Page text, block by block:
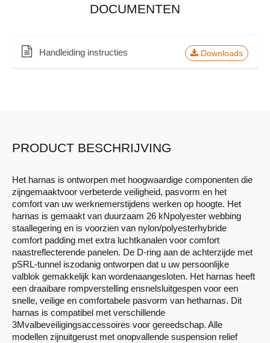
DOCUMENTEN
Handleiding instructies Downloads
PRODUCT BESCHRIJVING
Het harnas is ontworpen met hoogwaardige componenten die
zijngemaaktvoor verbeterde veiligheid, pasvorm en het
comfort van uw werknemerstijdens werken op hoogte. Het
harnas is gemaakt van duurzaam 26 kNpolyester webbing
staallegering en is voorzien van nylon/polyesterhybride
comfort padding met extra luchtkanalen voor comfort
naastreflecterende panelen. De D-ring aan de achterzijde met
pSRL-tunnel iszodanig ontworpen dat u uw persoonlijke
valblok gemakkelijk kan wordenaangesloten. Het harnas heeft
een draaibare rompverstelling ensnelsluitgespen voor een
snelle, veilige en comfortabele pasvorm van hetharnas. Dit
harnas is compatibel met verschillende
3Mvalbeveiligingsaccessoires voor gereedschap. Alle
modellen zijnuitgerust met onopvallende suspension relief